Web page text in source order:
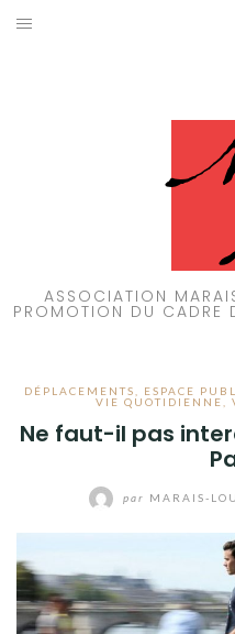
Aller
ASSOCIATION
PROMOTION DU CADRE
DÉPLACEMENTS ESPACE
VIE QUOTIDIENNE
Ne faut-il pas
par MARAIS-